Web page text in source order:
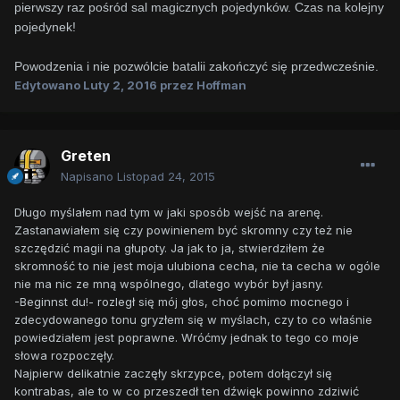
pierwszy raz pośród sal magicznych pojedynków. Czas na kolejny
pojedynek!
Powodzenia i nie pozwólcie batalii zakończyć się przedwcześnie.
Edytowano Luty 2, 2016 przez Hoffman
Greten
Napisano Listopad 24, 2015
Długo myślałem nad tym w jaki sposób wejść na arenę.
Zastanawiałem się czy powinienem być skromny czy też nie
szczędzić magii na głupoty. Ja jak to ja, stwierdziłem że
skromność to nie jest moja ulubiona cecha, nie ta cecha w ogóle
nie ma nic ze mną wspólnego, dlatego wybór był jasny.
-Beginnst du!- rozległ się mój głos, choć pomimo mocnego i
zdecydowanego tonu gryzłem się w myślach, czy to co właśnie
powiedziałem jest poprawne. Wróćmy jednak to tego co moje
słowa rozpoczęły.
Najpierw delikatnie zaczęły skrzypce, potem dołączył się
kontrabas, ale to w co przeszedł ten dźwięk powinno zdziwić